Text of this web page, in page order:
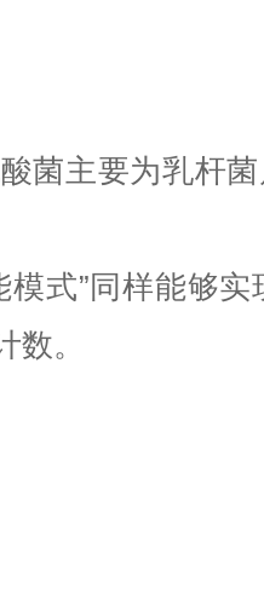
菌主要为乳杆
模式”同样能够
。